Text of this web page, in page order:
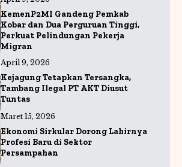
KemenP2MI Gandeng Pemkab
Kobar dan Dua Perguruan Tinggi,
Perkuat Pelindungan Pekerja
Migran
April 9, 2026
Kejagung Tetapkan Tersangka,
Tambang Ilegal PT AKT Diusut
Tuntas
Maret 15, 2026
Ekonomi Sirkular Dorong Lahirnya
Profesi Baru di Sektor
Persampahan